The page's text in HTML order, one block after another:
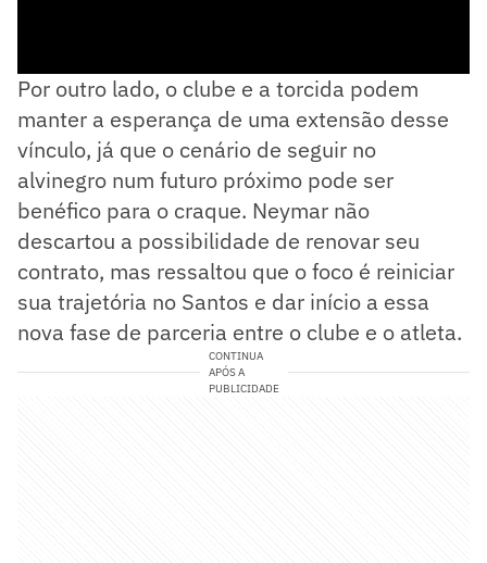
Por outro lado, o clube e a torcida podem
manter a esperança de uma extensão desse
vínculo, já que o cenário de seguir no
alvinegro num futuro próximo pode ser
benéfico para o craque. Neymar não
descartou a possibilidade de renovar seu
contrato, mas ressaltou que o foco é reiniciar
sua trajetória no Santos e dar início a essa
nova fase de parceria entre o clube e o atleta.
CONTINUA
APÓS A
PUBLICIDADE